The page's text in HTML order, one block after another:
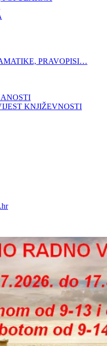
PRAVOPISI…
KNJIŽEVNOSTI